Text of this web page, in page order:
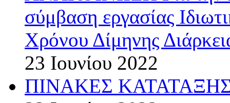
σύμβαση εργασίας
Χρόνου Δίμηνης
23 Ιουνίου 2022
ΠΙΝΑΚΕΣ